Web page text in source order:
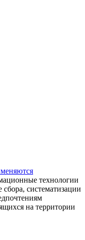
технологии
систематизации
на территории